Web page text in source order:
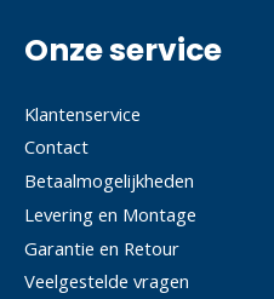
Onze service
Klantenservice
Contact
Betaalmogelijkheden
Levering en Montage
Garantie en Retour
Veelgestelde vragen